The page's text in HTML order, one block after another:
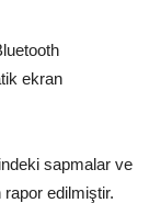
ekran
sapmalar ve
rapor edilmiştir.